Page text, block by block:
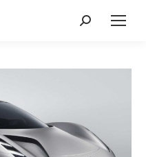
Cerca: